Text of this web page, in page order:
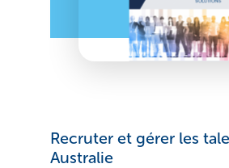
Recruter et gérer les
Australie